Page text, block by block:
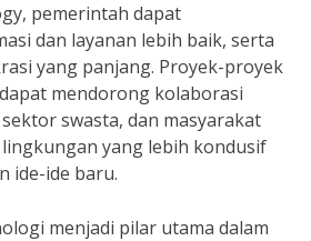
pemerintah dapat
dan layanan lebih baik, serta
yang panjang. Proyek-proyek
mendorong kolaborasi
swasta, dan masyarakat
yang lebih kondusif
ide-ide baru.
menjadi pilar utama dalam